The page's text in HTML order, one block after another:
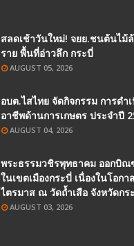
สลดเช้าวันใหม่! จยย.ชนต้นไม้
ราย พื้นที่อ่าวลึก กระบี่
AUGUST 05, 2026
อบต.ไสไทย จัดกิจกรรม การดำ
อาชีพด้านการเกษตร ประจำปี
AUGUST 04, 2026
พระธรรมวชิรพุทธาคม ออกบิ
ในเขตเมืองกระบี่ เนื่องในโอก
ไตรมาส ณ วัดถ้ำเสือ จังหวัดกร
AUGUST 03, 2026